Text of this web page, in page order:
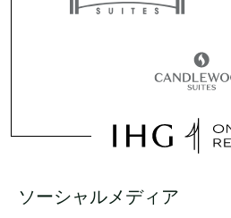
ソーシャルメディア